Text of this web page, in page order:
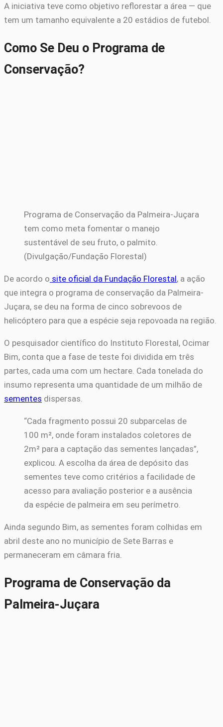
A iniciativa teve como objetivo reflorestar a área — que
tem um tamanho equivalente a 20 estádios de futebol.
Como Se Deu o Programa de
Conservação?
Programa de Conservação da Palmeira-Juçara
tem como meta fomentar o manejo
sustentável de seu fruto, o palmito.
(Divulgação/Fundação Florestal)
De acordo o site oficial da Fundação Florestal, a ação
que integra o programa de conservação da Palmeira-
Juçara, se deu na forma de cinco sobrevoos de
helicóptero para que a espécie seja repovoada na região.
O pesquisador científico do Instituto Florestal, Ocimar
Bim, conta que a fase de teste foi dividida em três
partes, cada uma com um hectare. Cada tonelada do
insumo representa uma quantidade de um milhão de
sementes dispersas.
“Cada fragmento possui 20 subparcelas de
100 m², onde foram instalados coletores de
2m² para a captação das sementes lançadas”,
explicou. A escolha da área de depósito das
sementes teve como critérios a facilidade de
acesso para avaliação posterior e a ausência
da espécie de palmeira em seu perímetro.
Ainda segundo Bim, as sementes foram colhidas em
abril deste ano no município de Sete Barras e
permaneceram em câmara fria.
Programa de Conservação da
Palmeira-Juçara